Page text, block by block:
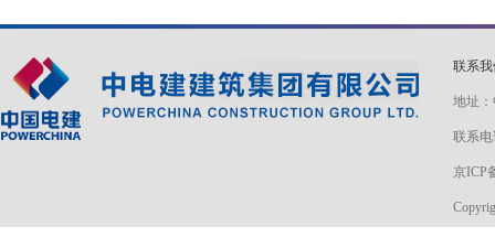
联系
地址
联系电
京ICP